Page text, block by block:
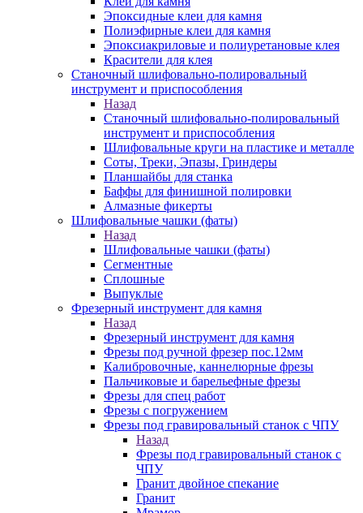
Эпоксидные клеи для камня
Полиэфирные клеи для камня
Эпоксиакриловые и полиуретановые клея
Красители для клея
Станочный шлифовально-полировальный
инструмент и приспособления
Назад
Станочный шлифовально-полировальный
инструмент и приспособления
Шлифовальные круги на пластике и металле
Соты, Треки, Эпазы, Гриндеры
Планшайбы для станка
Баффы для финишной полировки
Алмазные фикерты
Шлифовальные чашки (фаты)
Назад
Шлифовальные чашки (фаты)
Сегментные
Сплошные
Выпуклые
Фрезерный инструмент для камня
Назад
Фрезерный инструмент для камня
Фрезы под ручной фрезер пос.12мм
Калибровочные, каннелюрные фрезы
Пальчиковые и барельефные фрезы
Фрезы для спец работ
Фрезы с погружением
Фрезы под гравировальный станок с ЧПУ
Назад
Фрезы под гравировальный станок с
ЧПУ
Гранит двойное спекание
Гранит